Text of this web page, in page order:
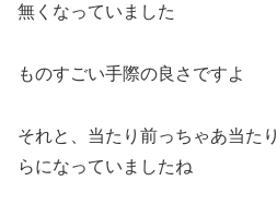
無くなっていました
ものすごい手際の良さですよ
それと、当たり前っちゃあ当た
らになっていましたね